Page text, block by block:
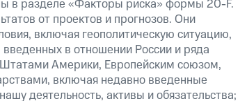
в разделе «Факторы риска» формы 20-F.
от проектов и прогнозов. Они
включая геополитическую ситуацию,
в отношении России и ряда
Америки, Европейским союзом,
включая недавно введенные
деятельность, активы и обязательства;